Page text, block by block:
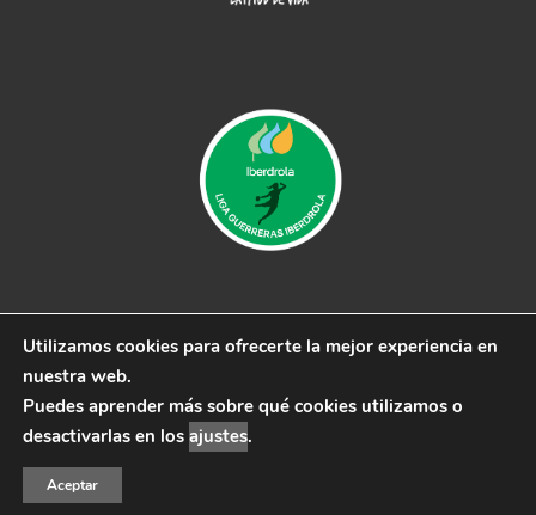
© 2019 CB Remudas - Desarrollado por3COM
Aviso Legal|Política de Privacidad|Política de cookies
Utilizamos cookies para ofrecerte la mejor experiencia en
nuestra web.
Puedes aprender más sobre qué cookies utilizamos o
desactivarlas en los ajustes.
Aceptar